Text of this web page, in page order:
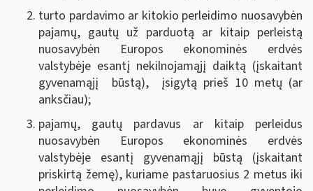
turto pardavimo ar kitokio perleidimo nuosavybėn
pajamų, gautų už parduotą ar kitaip perleistą
nuosavybėn Europos ekonominės erdvės
valstybėje esantį nekilnojamąjį daiktą (įskaitant
gyvenamąjį būstą), įsigytą prieš 10 metų (ar
anksčiau);
pajamų, gautų pardavus ar kitaip perleidus
nuosavybėn Europos ekonominės erdvės
valstybėje esantį gyvenamąjį būstą (įskaitant
priskirtą žemę), kuriame pastaruosius 2 metus iki